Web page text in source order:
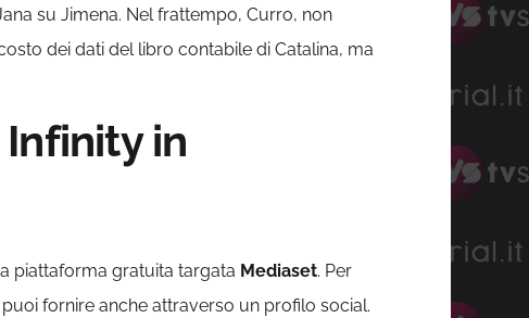
su Jimena. Nel frattempo, Curro, non
dei dati del libro contabile di Catalina, ma
in
piattaforma gratuita targata Mediaset. Per
fornire anche attraverso un profilo social.